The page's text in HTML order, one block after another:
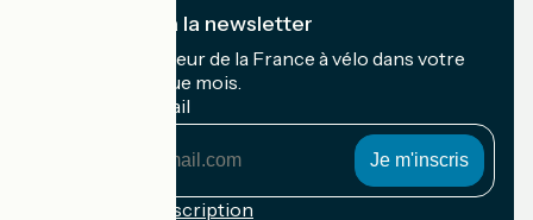
Je m'abonne à la newsletter
Recevez le meilleur de la France à vélo dans votre
boîte mail chaque mois.
Mon adresse mail
Conditions d'inscription